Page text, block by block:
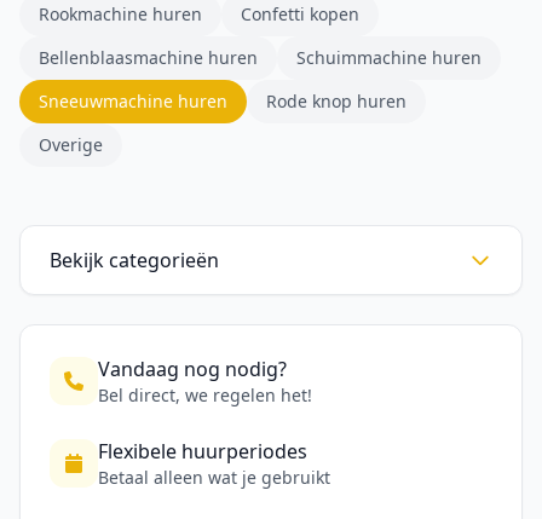
Rookmachine huren
Confetti kopen
Bellenblaasmachine huren
Schuimmachine huren
Sneeuwmachine huren
Rode knop huren
Overige
Bekijk categorieën
Vandaag nog nodig?
Bel direct, we regelen het!
Flexibele huurperiodes
Betaal alleen wat je gebruikt